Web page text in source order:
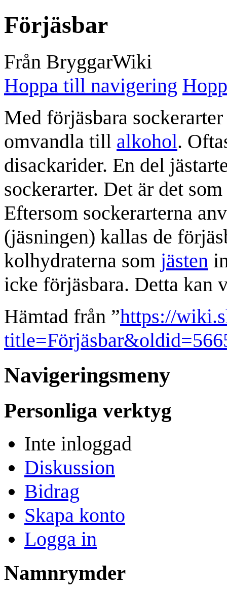
Förjäsbar
Från BryggarWiki
Hoppa till navigering
Med förjäsbara
omvandla till alkohol.
disackarider. En del
sockerarter. Det är det
Eftersom sockerarterna
(jäsningen) kallas de
kolhydraterna som jästen
icke förjäsbara. Detta kan
Hämtad från ”https://
Navigeringsmeny
Personliga verktyg
Inte inloggad
Diskussion
Bidrag
Skapa konto
Logga in
Namnrymder